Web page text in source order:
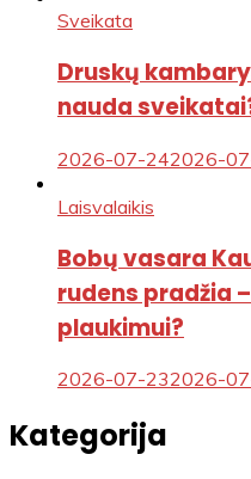
Sveikata
Druskų
nauda
2026-07-242026-
Laisvalaikis
Bobų vasara
rudens pradžia
plaukimui?
2026-07-232026-
Kategorija